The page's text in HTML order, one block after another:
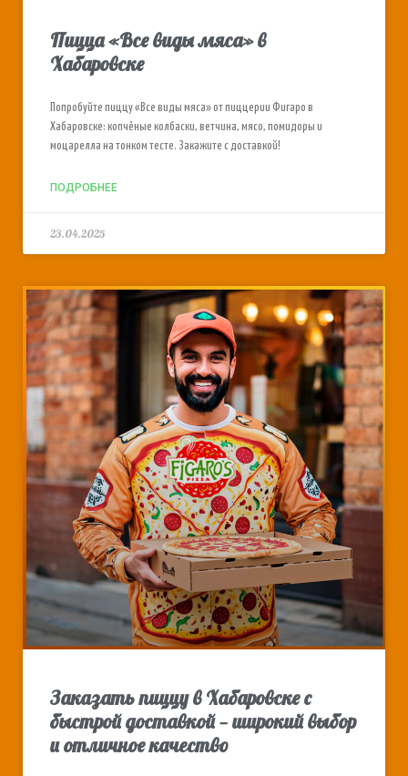
Пицца «Все виды мяса» в
Хабаровске
Попробуйте пиццу «Все виды мяса» от пиццерии Фигаро в
Хабаровске: копчёные колбаски, ветчина, мясо, помидоры и
моцарелла на тонком тесте. Закажите с доставкой!
ПОДРОБНЕЕ
23.04.2025
Заказать пиццу в Хабаровске с
быстрой доставкой — широкий выбор
и отличное качество